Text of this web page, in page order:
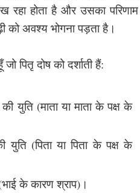
होता है और उसका परिणाम
अवश्य भोगना पड़ता है।
पितृ दोष को दर्शाती हैं:
युति (माता या माता के पक्ष के
(पिता या पिता के पक्ष के
के कारण श्राप)।